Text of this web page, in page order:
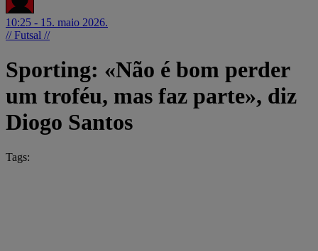
10:25 - 15. maio 2026.
// Futsal //
Sporting: «Não é bom perder
um troféu, mas faz parte», diz
Diogo Santos
Tags: